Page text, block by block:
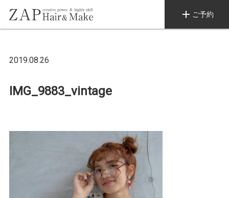
add ご予約
2019.08.26
IMG_9883_vintage